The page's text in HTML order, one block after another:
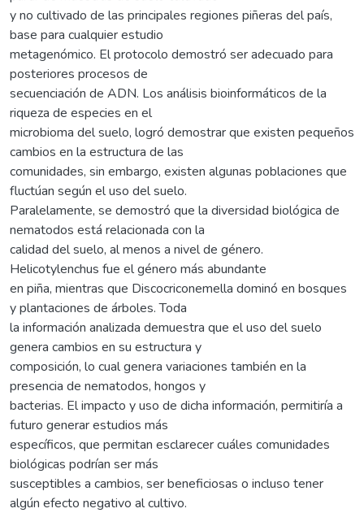
y no cultivado de las principales regiones piñeras del país,
base para cualquier estudio
metagenómico. El protocolo demostró ser adecuado para
posteriores procesos de
secuenciación de ADN. Los análisis bioinformáticos de la
riqueza de especies en el
microbioma del suelo, logró demostrar que existen pequeños
cambios en la estructura de las
comunidades, sin embargo, existen algunas poblaciones que
fluctúan según el uso del suelo.
Paralelamente, se demostró que la diversidad biológica de
nematodos está relacionada con la
calidad del suelo, al menos a nivel de género.
Helicotylenchus fue el género más abundante
en piña, mientras que Discocriconemella dominó en bosques
y plantaciones de árboles. Toda
la información analizada demuestra que el uso del suelo
genera cambios en su estructura y
composición, lo cual genera variaciones también en la
presencia de nematodos, hongos y
bacterias. El impacto y uso de dicha información, permitiría a
futuro generar estudios más
específicos, que permitan esclarecer cuáles comunidades
biológicas podrían ser más
susceptibles a cambios, ser beneficiosas o incluso tener
algún efecto negativo al cultivo.